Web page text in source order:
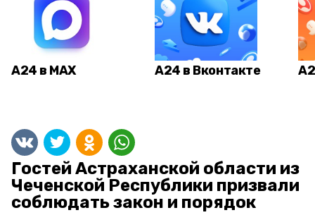
А24 в MAX А24 в Вконтакте
Гостей Астраханской области из
Чеченской Республики призвали
соблюдать закон и порядок